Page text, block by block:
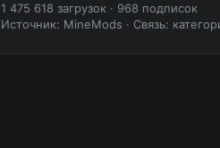
1 475 618 загрузок · 968 подписок
Источник: MineMods · Связь: